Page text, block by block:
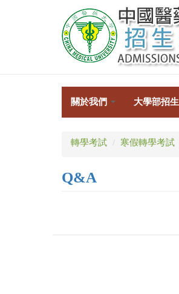
關於我們 大學部招生
轉學考試 寒假轉學考試
Q&A